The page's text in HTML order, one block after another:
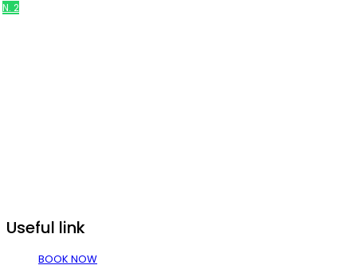
N. 2
Useful link
BOOK NOW